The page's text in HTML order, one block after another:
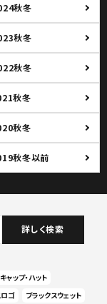
秋冬
秋冬
秋冬
秋冬
秋冬
秋冬以前
詳しく検索
キャップ・ハット
ゴ ブラックスウェット